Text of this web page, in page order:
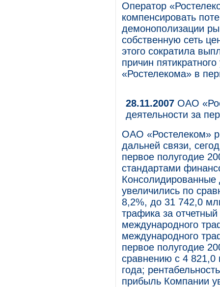
Оператор
компенсировать
демонополизации
собственную сеть
этого сократила
причин
«Ростелекома» в
28.11.2007 ОАО
деятельности за
ОАО «Ростелеком»
дальней связи,
первое полугодие
стандартами
Консолидированные
увеличились по
8,2%, до 31 742,0
трафика за
международного
международного
первое полугодие
сравнению с 4 821,0
года;
прибыль Компании